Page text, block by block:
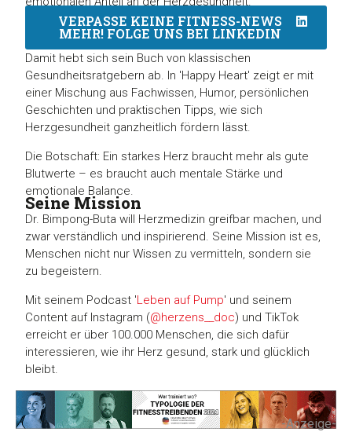
VERPASSE KEINE FITNESS-NEWS
MEHR! FOLGE UNS BEI LINKEDIN
Damit hebt sich sein Buch von klassischen
Gesundheitsratgebern ab. In 'Happy Heart' zeigt er mit
einer Mischung aus Fachwissen, Humor, persönlichen
Geschichten und praktischen Tipps, wie sich
Herzgesundheit ganzheitlich fördern lässt.
Die Botschaft: Ein starkes Herz braucht mehr als gute
Blutwerte – es braucht auch mentale Stärke und
emotionale Balance.
Seine Mission
Dr. Bimpong-Buta will Herzmedizin greifbar machen, und
zwar verständlich und inspirierend. Seine Mission ist es,
Menschen nicht nur Wissen zu vermitteln, sondern sie
zu begeistern.
Mit seinem Podcast 'Leben auf Pump' und seinem
Content auf Instagram (@herzens__doc) und TikTok
erreicht er über 100.000 Menschen, die sich dafür
interessieren, wie ihr Herz gesund, stark und glücklich
bleibt.
-Anzeige-